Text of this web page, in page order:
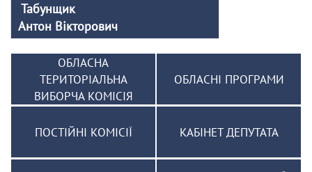
Табунщик
Антон Вікторович
ОБЛАСНА
ТЕРИТОРІАЛЬНА
ВИБОРЧА КОМІСІЯ
ОБЛАСНІ ПРОГРАМИ
ПОСТІЙНІ КОМІСІЇ КАБІНЕТ ДЕПУТАТА